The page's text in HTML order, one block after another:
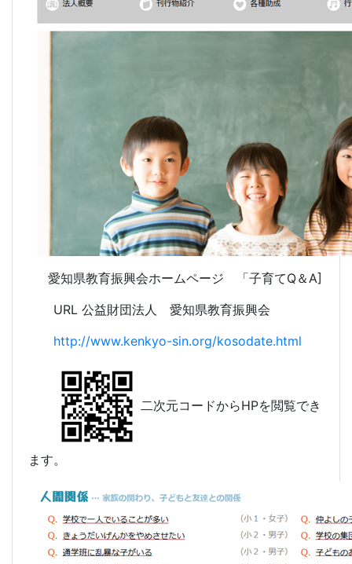
愛知県教育振興会ホームページ 「子育てQ＆A]
URL 公益財団法人 愛知県教育振興会
http://www.kenkyo-sin.org/kosodate.html
二次元コードからHPを閲覧でき
ます。